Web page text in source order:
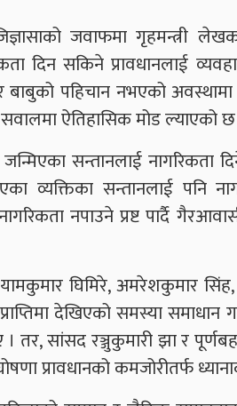
जवाफमा गृहमन्त्री
दिन सकिने प्रावधानलाई
बाबुको पहिचान नभएको
ऐतिहासिक मोड ल्याएको
सन्तानलाई नागरिकता
व्यक्तिका सन्तानलाई पनि
नपाउने प्रष्ट पार्दै
घिमिरे, अमरेशकुमार
देखिएको समस्या समाधान
तर, सांसद रञ्जुकुमारी झा र
प्रावधानको कमजोरीतर्फ